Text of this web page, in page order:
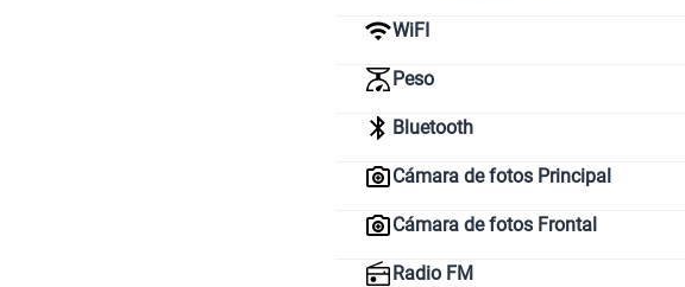
WiFI
Peso
Bluetooth
Cámara de fotos Principal
Cámara de fotos Frontal
Radio FM